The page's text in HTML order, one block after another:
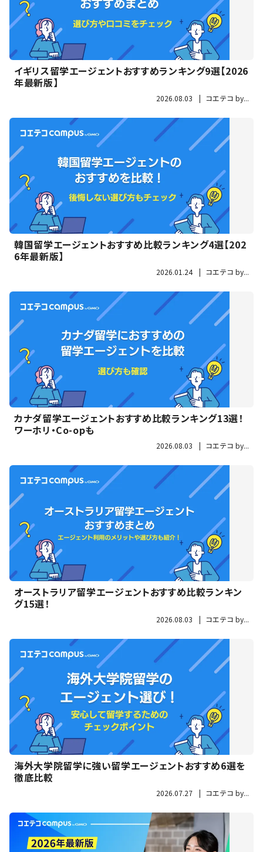
イギリス留学エージェントおすすめランキング9選【2026
年最新版】
2026.08.03 コエテコ by...
韓国留学エージェントおすすめ比較ランキング4選【202
6年最新版】
2026.01.24 コエテコ by...
カナダ留学エージェントおすすめ比較ランキング13選！
ワーホリ・Co-opも
2026.08.03 コエテコ by...
オーストラリア留学エージェントおすすめ比較ランキン
グ15選！
2026.08.03 コエテコ by...
海外大学院留学に強い留学エージェントおすすめ6選を
徹底比較
2026.07.27 コエテコ by...